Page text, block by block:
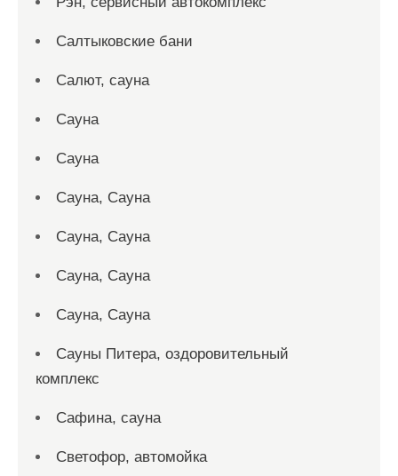
Салтыковские бани
Салют, сауна
Сауна
Сауна
Сауна, Сауна
Сауна, Сауна
Сауна, Сауна
Сауна, Сауна
Сауны Питера, оздоровительный
комплекс
Сафина, сауна
Светофор, автомойка